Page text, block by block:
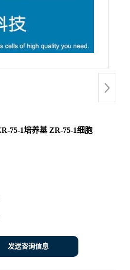
75-1培养基 ZR-75-1细胞
发送咨询信息